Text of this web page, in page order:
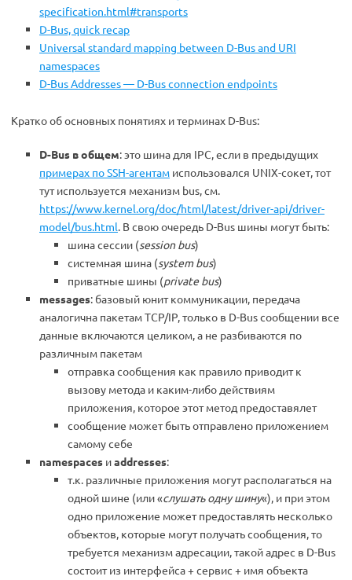
specification.html#transports
D-Bus, quick recap
Universal standard mapping between D-Bus and URI
namespaces
D-Bus Addresses — D-Bus connection endpoints
Кратко об основных понятиях и терминах D-Bus:
D-Bus в общем: это шина для IPC, если в предыдущих
примерах по SSH-агентам использовался UNIX-сокет, тот
тут используется механизм bus, см.
https://www.kernel.org/doc/html/latest/driver-api/driver-
model/bus.html. В свою очередь D-Bus шины могут быть:
шина сессии (session bus)
системная шина (system bus)
приватные шины (private bus)
messages: базовый юнит коммуникации, передача
аналогична пакетам TCP/IP, только в D-Bus сообщении все
данные включаются целиком, а не разбиваются по
различным пакетам
отправка сообщения как правило приводит к
вызову метода и каким-либо действиям
приложения, которое этот метод предоставялет
сообщение может быть отправлено приложением
самому себе
namespaces иaddresses:
т.к. различные приложения могут располагаться на
одной шине (или «слушать одну шину«), и при этом
одно приложение может предоставлять несколько
объектов, которые могут получать сообщения, то
требуется механизм адресации, такой адрес в D-Bus
состоит из интерфейса + сервис + имя объекта